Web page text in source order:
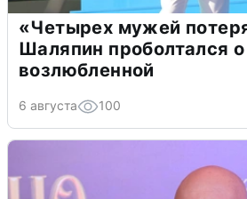
«Четырех мужей
Шаляпин проболтался о
возлюбленной
6 августа 100